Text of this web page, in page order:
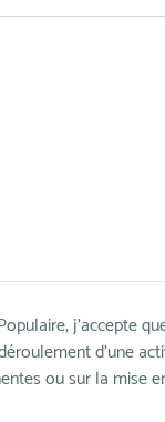
d’une
ou sur la mise